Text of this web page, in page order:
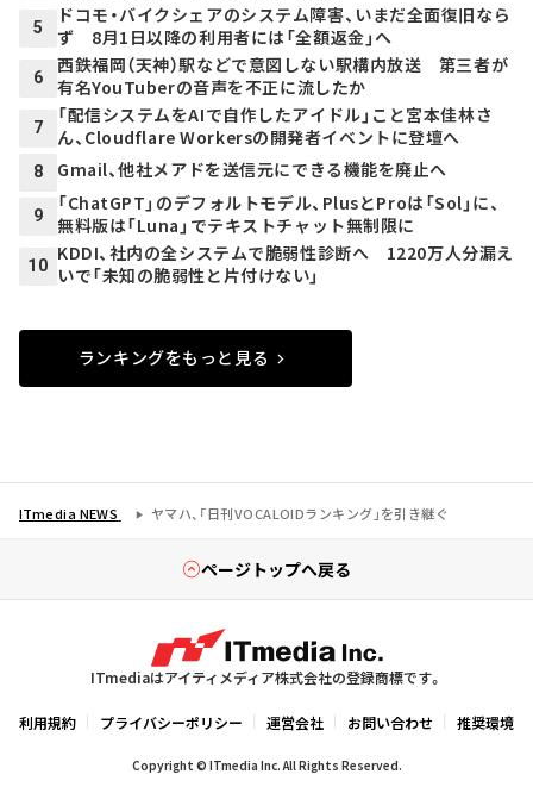
5
ドコモ・バイクシェアのシステム障害、いまだ全面復旧なら
ず 8月1日以降の利用者には「全額返金」へ
6
西鉄福岡（天神）駅などで意図しない駅構内放送 第三者が
有名YouTuberの音声を不正に流したか
7
「配信システムをAIで自作したアイドル」こと宮本佳林さ
ん、Cloudflare Workersの開発者イベントに登壇へ
8 Gmail、他社メアドを送信元にできる機能を廃止へ
9
「ChatGPT」のデフォルトモデル、PlusとProは「Sol」に、
無料版は「Luna」でテキストチャット無制限に
10
KDDI、社内の全システムで脆弱性診断へ 1220万人分漏え
いで「未知の脆弱性と片付けない」
ランキングをもっと見る
ITmedia NEWS ヤマハ、「日刊VOCALOIDランキング」を引き継ぐ
ページトップへ戻る
ITmediaはアイティメディア株式会社の登録商標です。
利用規約 プライバシーポリシー 運営会社 お問い合わせ 推奨環境
Copyright © ITmedia Inc. All Rights Reserved.